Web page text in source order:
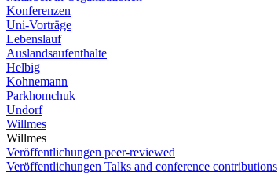
Konferenzen
Uni-Vorträge
Lebenslauf
Auslandsaufenthalte
Helbig
Kohnemann
Parkhomchuk
Undorf
Willmes
Willmes
Veröffentlichungen peer-reviewed
Veröffentlichungen Talks and conference contributions